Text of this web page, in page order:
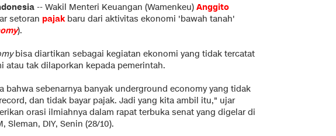
-- Wakil Menteri Keuangan (Wamenkeu) Anggito
setoran pajakbaru dari aktivitas ekonomi 'bawah tanah'
).
bisa diartikan sebagai kegiatan ekonomi yang tidak tercatat
atau tak dilaporkan kepada pemerintah.
bahwa sebenarnya banyak underground economy yang tidak
dan tidak bayar pajak. Jadi yang kita ambil itu," ujar
orasi ilmiahnya dalam rapat terbuka senat yang digelar di
Sleman, DIY, Senin (28/10).